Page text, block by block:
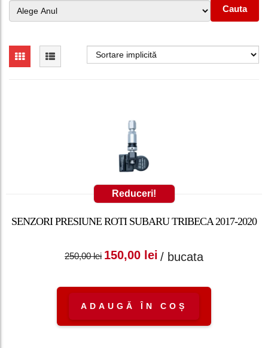
Cauta
Reduceri!
SENZORI PRESIUNE ROTI SUBARU TRIBECA 2017-2020
250,00lei
Prețul inițial a fost:
150,00 lei
Prețul curent
/ bucata
ADAUGĂ ÎN COȘ